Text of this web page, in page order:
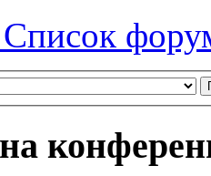
Список